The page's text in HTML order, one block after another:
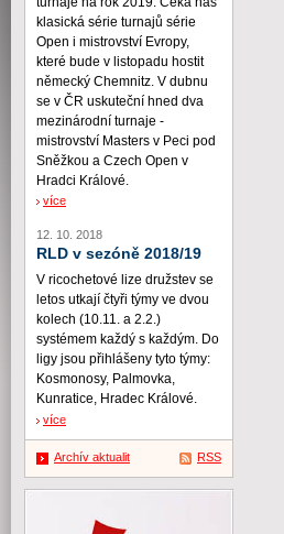
klasická série turnajů série
Open i mistrovství Evropy,
které bude v listopadu hostit
německý Chemnitz. V dubnu
se v ČR uskuteční hned dva
mezinárodní turnaje -
mistrovství Masters v Peci pod
Sněžkou a Czech Open v
Hradci Králové.
více
12. 10. 2018
RLD v sezóně 2018/19
V ricochetové lize družstev se
letos utkají čtyři týmy ve dvou
kolech (10.11. a 2.2.)
systémem každý s každým. Do
ligy jsou přihlášeny tyto týmy:
Kosmonosy, Palmovka,
Kunratice, Hradec Králové.
více
Archív aktualit RSS